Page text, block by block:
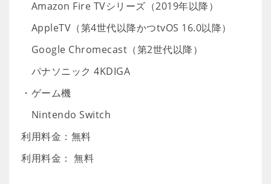
Amazon Fire TVシリーズ（2019年以降）
AppleTV（第4世代以降かつtvOS 16.0以降）
Google Chromecast（第2世代以降）
パナソニック 4KDIGA
・ゲーム機
Nintendo Switch
利用料金：無料
利用料金： 無料